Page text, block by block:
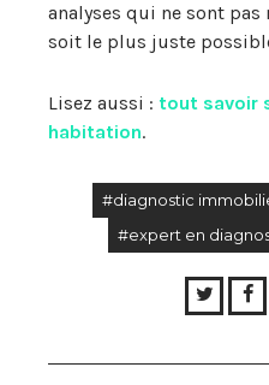
analyses qui ne sont
soit le plus juste
Lisez aussi : tout savoir
habitation.
#diagnostic
#expert en
Twitter